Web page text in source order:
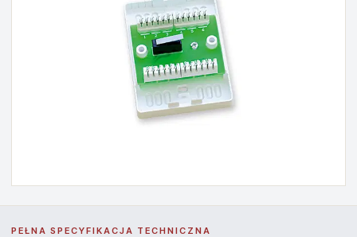
PEŁNA SPECYFIKACJA TECHNICZNA